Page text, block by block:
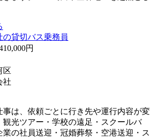
貸切バス乗務員
円
区
社
事は、依頼ごとに行き先や運行内容が変
光ツアー・学校の遠足・スクールバ
の社員送迎・冠婚葬祭・空港送迎・ス